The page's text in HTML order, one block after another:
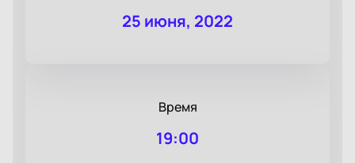
25 июня, 2022
Время
19:00